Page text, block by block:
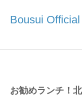
Bousui
お勧めランチ！